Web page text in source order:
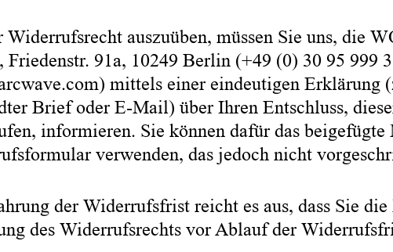
auszuüben, müssen Sie uns, die
Friedenstr. 91a, 10249 Berlin (+49 (0) 30 95 999
mittels einer eindeutigen Erklärung
Brief oder E-Mail) über Ihren Entschluss,
informieren. Sie können dafür das beigefügte
verwenden, das jedoch nicht
der Widerrufsfrist reicht es aus, dass Sie
des Widerrufsrechts vor Ablauf der